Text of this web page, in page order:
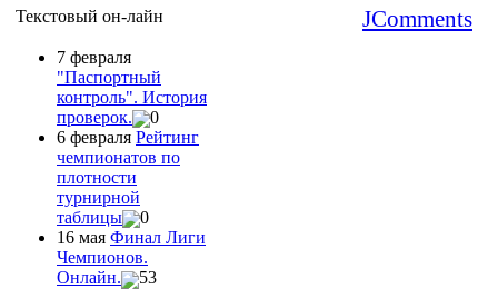
Текстовый он-лайн
7 февраля
"Паспортный
контроль". История
проверок.
0
6 февраля Рейтинг
чемпионатов по
плотности
турнирной
таблицы
0
16 мая Финал Лиги
Чемпионов.
Онлайн.
53
JComments